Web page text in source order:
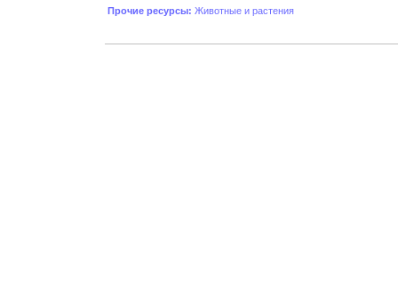
Прочие ресурсы: Животные и растения